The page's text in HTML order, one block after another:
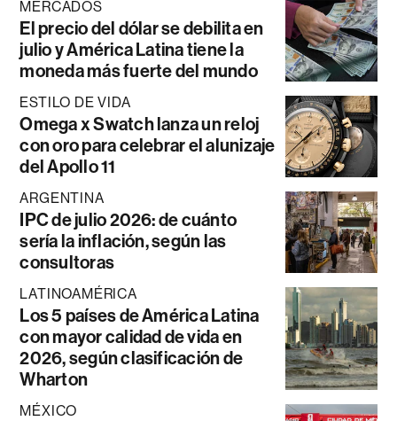
MERCADOS
El precio del dólar se debilita en
julio y América Latina tiene la
moneda más fuerte del mundo
ESTILO DE VIDA
Omega x Swatch lanza un reloj
con oro para celebrar el alunizaje
del Apollo 11
ARGENTINA
IPC de julio 2026: de cuánto
sería la inflación, según las
consultoras
LATINOAMÉRICA
Los 5 países de América Latina
con mayor calidad de vida en
2026, según clasificación de
Wharton
MÉXICO